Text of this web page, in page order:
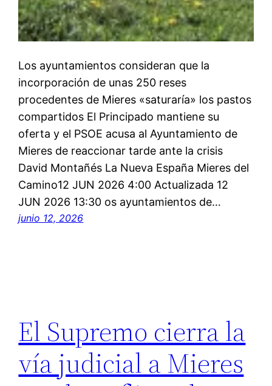
Los ayuntamientos consideran que la
incorporación de unas 250 reses
procedentes de Mieres «saturaría» los pastos
compartidos El Principado mantiene su
oferta y el PSOE acusa al Ayuntamiento de
Mieres de reaccionar tarde ante la crisis
David Montañés La Nueva España Mieres del
Camino12 JUN 2026 4:00 Actualizada 12
JUN 2026 13:30 os ayuntamientos de…
junio 12, 2026
El Supremo cierra la
vía judicial a Mieres